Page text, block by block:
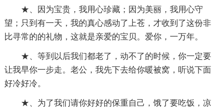
★、因为宝贵，我用心珍藏；因为美丽，我用心守
望；只到有一天，我的真心感动了上苍，才收到了这份非
比寻常的的礼物，这就是亲爱的宝贝。爱你，一万年。
★、等到以后我们都老了，动不了的时候，你一定要
让我早你一步走。老公，我先下去给你暖被窝，听说下面
好冷好冷。
★、为了我们请你好好的保重自己，饿了要吃饭，凉